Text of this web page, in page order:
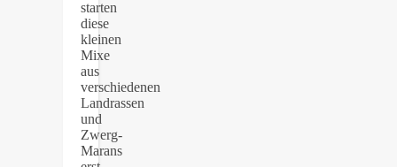
starten
diese
kleinen
Mixe
aus
verschiedenen
Landrassen
und
Zwerg-
Marans